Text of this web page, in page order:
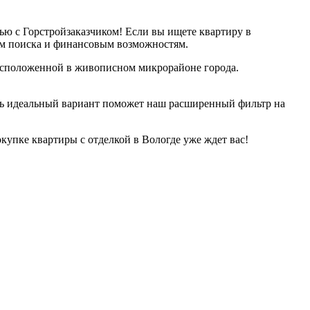
с Горстройзаказчиком! Если вы ищете квартиру в
поиска и финансовым возможностям.
в живописном микрорайоне города.
идеальный вариант поможет наш расширенный фильтр на
квартиры с отделкой в Вологде уже ждет вас!